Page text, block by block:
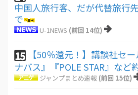
中国人旅行客、だが代替旅行
で
U-1NEWS (前回 14位)
15
【50％還元！】講談社セ
ナバス』『POLE STAR』など
ジャンプまとめ速報 (前回 15位)